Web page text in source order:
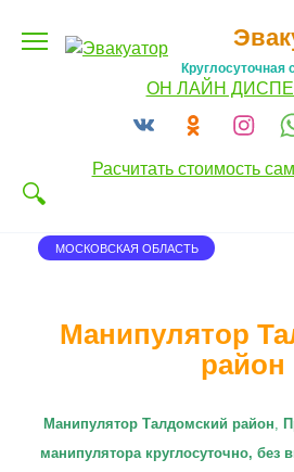
Круглосуточная
ОН ЛАЙН
Расчитать стоимость
МОСКОВСКАЯ ОБЛАСТЬ
Манипулятор
район
Манипулятор Талдомский район П
манипулятора круглосуточно, без